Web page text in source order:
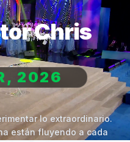
Chris
2026
lo extraordinario.
están fluyendo a cada